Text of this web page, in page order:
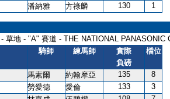
潘納雅 方祿麟 130 1
草地 - "A" 賽道 - THE NATIONAL PANASONIC
騎師 練馬師
實際
負磅
檔位
馬素爾 約翰摩亞 135
8
勞愛德 愛倫 133
3